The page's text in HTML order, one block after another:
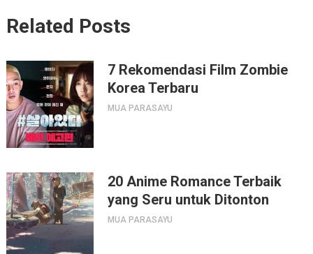
Related Posts
7 Rekomendasi Film Zombie
Korea Terbaru
MUA PARASAYU
20 Anime Romance Terbaik
yang Seru untuk Ditonton
MUA PARASAYU